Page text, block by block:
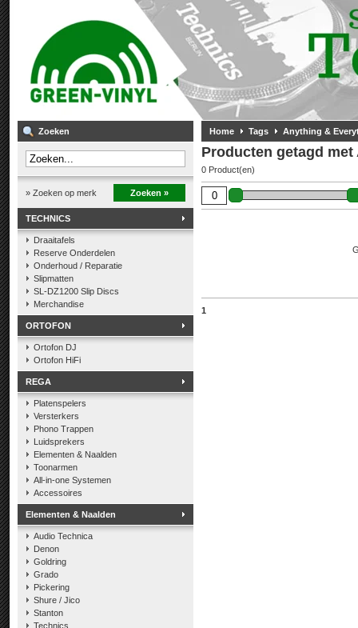
Zoeken
» Zoeken op merk Zoeken »
TECHNICS
Draaitafels
Reserve Onderdelen
Onderhoud / Reparatie
Slipmatten
SL-DZ1200 Slip Discs
Merchandise
ORTOFON
Ortofon DJ
Ortofon HiFi
REGA
Platenspelers
Versterkers
Phono Trappen
Luidsprekers
Elementen & Naalden
Toonarmen
All-in-one Systemen
Accessoires
Elementen & Naalden
Audio Technica
Denon
Goldring
Grado
Pickering
Shure / Jico
Stanton
Technics
Home Tags Anything &
Producten getagd
0 Product(en)
1